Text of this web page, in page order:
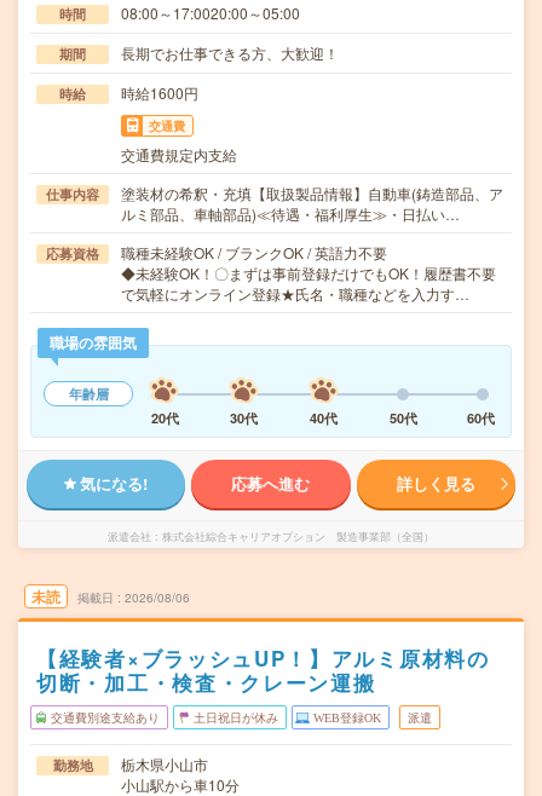
時間 08:00～17:0020:00～05:00
期間 長期でお仕事できる方、大歓迎！
時給 時給1600円
交通費
交通費規定内支給
仕事内容
塗装材の希釈・充填【取扱製品情報】自動車(鋳造部品、ア
ルミ部品、車軸部品)≪待遇・福利厚生≫・日払い…
応募資格
職種未経験OK / ブランクOK / 英語力不要
◆未経験OK！〇まずは事前登録だけでもOK！履歴書不要
で気軽にオンライン登録★氏名・職種などを入力す…
職場の雰囲気
年齢層
20代
30代 40代 50代 60代
気になる! 応募へ進む 詳しく見る
派遣会社 株式会社綜合キャリアオプション 製造事業部（全国）
未読 掲載日 2026/08/06
【経験者×ブラッシュUP！】アルミ原材料の
切断・加工・検査・クレーン運搬
交通費別途支給あり 土日祝日が休み WEB登録OK 派遣
勤務地
栃木県小山市
小山駅から車10分